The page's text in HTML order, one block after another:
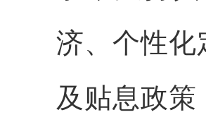
济、个性化
及贴息政